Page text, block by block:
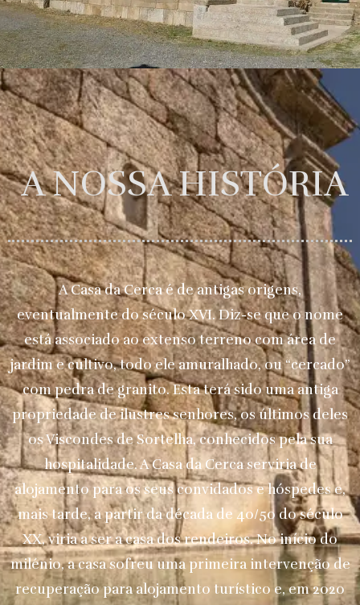
A NOSSA HISTÓRIA
A Casa da Cerca é de antigas origens,
eventualmente do século XVI. Diz-se que o nome
está associado ao extenso terreno com área de
jardim e cultivo, todo ele amuralhado, ou “cercado”
com pedra de granito. Esta terá sido uma antiga
propriedade de ilustres senhores, os últimos deles
os Viscondes de Sortelha, conhecidos pela sua
hospitalidade. A Casa da Cerca serviria de
alojamento para os seus convidados e hóspedes e,
mais tarde, a partir da década de 40/50 do século
XX, viria a ser a casa dos rendeiros. No início do
milénio, a casa sofreu uma primeira intervenção de
recuperação para alojamento turístico e, em 2020